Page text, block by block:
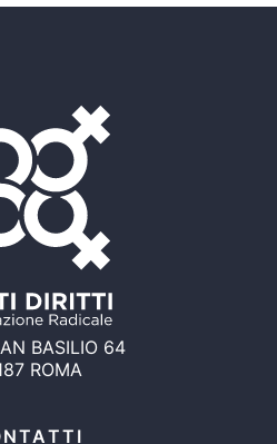
BASILIO 64
ROMA